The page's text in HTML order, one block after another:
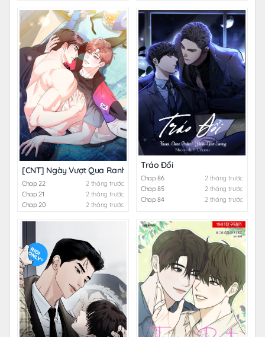
[CNT] Ngày Vượt Qua Ranh Giới
Chap 22
2 tháng trước
Chap 21
2 tháng trước
Chap 20
2 tháng trước
Tráo Đổi
Chap 86
2 tháng trước
Chap 85
2 tháng trước
Chap 84
2 tháng trước